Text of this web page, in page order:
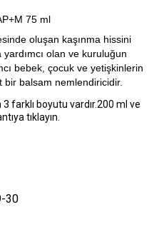
75 ml
oluşan kaşınma hissini
yardımcı olan ve kuruluğun
bebek , çocuk ve yetişkinlerin
bir balsam nemlendiricidir.
3 farklı boyutu vardır.200 ml ve
tıklayın.
30